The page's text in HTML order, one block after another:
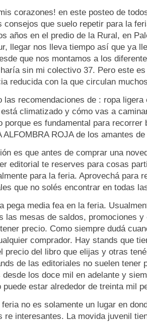
corazones! en este posteo de
consejos que suelo repetir para la
años en el predio de la Rural, en
llegar nos lleva tiempo así que ya
que nos montamos a los
sin mi colectivo 37. Pero este
reducida con la que circulan
las recomendaciones de : ropa
climatizado y cómo vas a
porque es fundamental para
ALFOMBRA ROJA de los amantes
es que antes de comprar una
editorial te reserves para cosas
para la feria. Aprovechá para
que no solés encontrar en todas
pega media fea en la feria.
las mesas de saldos, promociones
precio. Como siempre dudá
comprador. Hay stands que
precio del libro que elijas y otras
de las editoriales no suelen tener
desde los doce mil en adelante y
puede estar alrededor de treinta mil
feria no es solamente un lugar en
re interesantes. La movida juvenil